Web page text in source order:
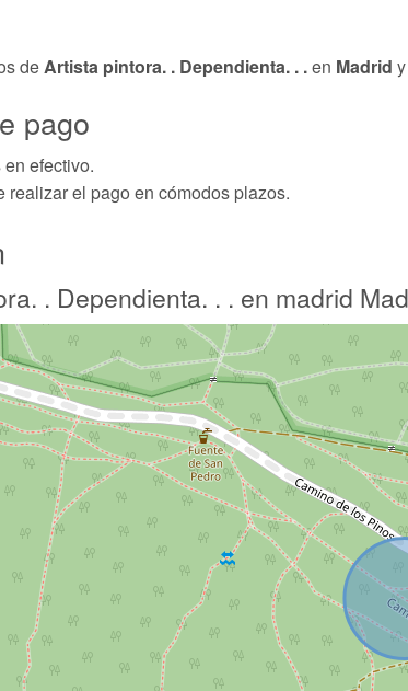
deArtista pintora. . Dependienta. . .en Madrid
pago
efectivo.
realizar el pago en cómodos plazos.
. Dependienta. . . en madrid